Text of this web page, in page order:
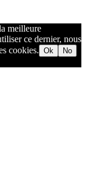
meilleure
ce dernier, nous
cookies. Ok No